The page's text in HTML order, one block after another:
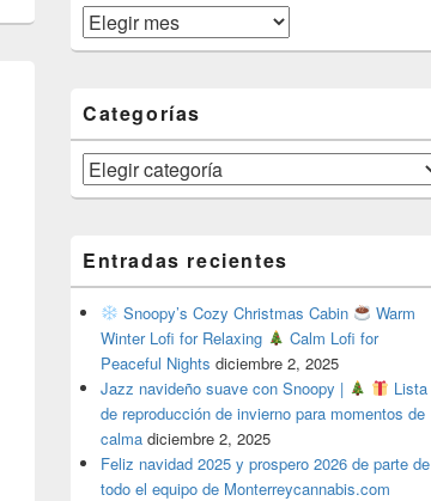
Archivos
Categorías
Categorías
Entradas recientes
Snoopy’s Cozy Christmas Cabin
Warm
Winter Lofi for Relaxing
Calm Lofi for
Peaceful Nights diciembre 2, 2025
Jazz navideño suave con Snoopy |
Lista
de reproducción de invierno para momentos de
calma diciembre 2, 2025
Feliz navidad 2025 y prospero 2026 de parte de
todo el equipo de Monterreycannabis.com